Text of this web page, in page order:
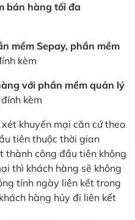
bán hàng tối đa
mềm Sepay, phần mềm
kèm
với phần mềm quản lý
kèm
khuyến mại căn cứ theo
tiên thuộc thời gian
thành công đầu tiên không
thì khách hàng sẽ không
tính ngày liên kết trong
hàng hủy đi liên kết